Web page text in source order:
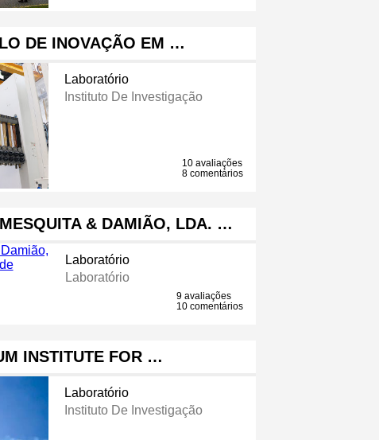
DE INOVAÇÃO EM …
Laboratório
Instituto De Investigação
10 avaliações
8 comentários
& DAMIÃO, LDA. …
Laboratório
Laboratório
9 avaliações
10 comentários
INSTITUTE FOR …
Laboratório
Instituto De Investigação